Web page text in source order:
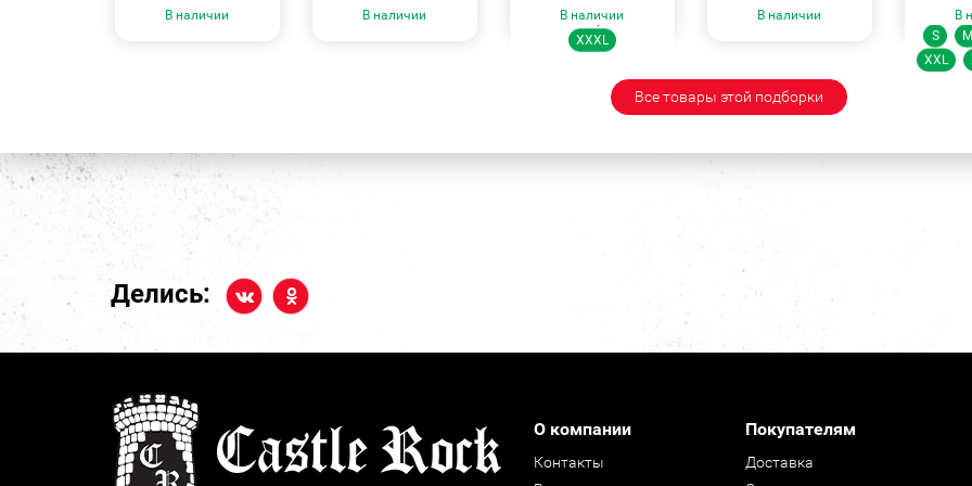
В наличии В наличии В наличии
Размеры:
XXXL
В наличии В
S
M
XXL
Все товары этой подборки
Делись:
О компании
Контакты
Покупателям
Доставка